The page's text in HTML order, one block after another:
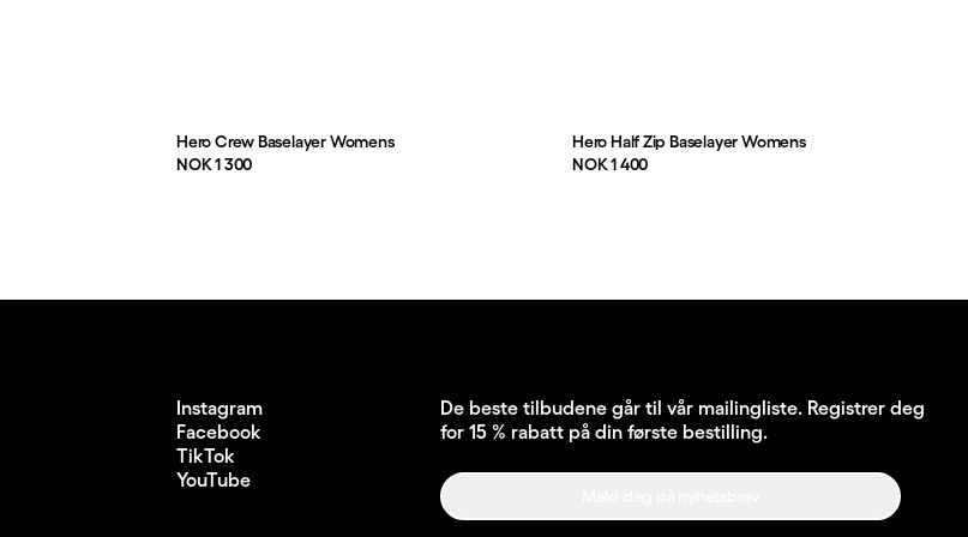
Hero Crew Baselayer Womens
Pris:
NOK 1 300
Hero Half Zip Baselayer Womens
Pris:
NOK 1 400
Instagram
Facebook
TikTok
YouTube
De beste tilbudene går til vår mailingliste. Registrer deg
for 15 % rabatt på din første bestilling.